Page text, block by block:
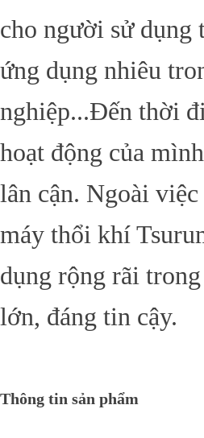
cho người sử
ứng dụng nhiêu
nghiệp...Đến thời
hoạt động của
lân cận. Ngoài
máy thổi khí
dụng rộng rãi
lớn, đáng tin cậy.
Thông tin sản phẩm